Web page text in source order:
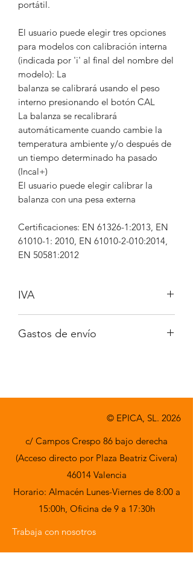
portátil.
El usuario puede elegir tres opciones
para modelos con calibración interna
(indicada por 'i' al final del nombre del
modelo): La
balanza se calibrará usando el peso
interno presionando el botón CAL
La balanza se recalibrará
automáticamente cuando cambie la
temperatura ambiente y/o después de
un tiempo determinado ha pasado
(Incal+)
El usuario puede elegir calibrar la
balanza con una pesa externa
Certificaciones: EN 61326-1:2013, EN
61010-1: 2010, EN 61010-2-010:2014,
EN 50581:2012
IVA
Gastos de envío
© EPICA, SL. 2026
c/ Campos Crespo 86 bajo derecha
(Acceso directo por Plaza Beatriz Civera)
46014 Valencia
Horario: Almacén Lunes-Viernes de 8:00 a
15:00h, Oficina de 9 a 17:30h
Trabaja con nosotros